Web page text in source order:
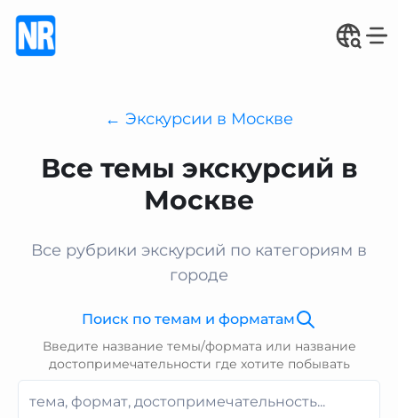
← Экскурсии в Москве
Все темы экскурсий в
Москве
Все рубрики экскурсий по категориям в
городе
Поиск по темам и форматам
Введите название темы/формата или название
достопримечательности где хотите побывать